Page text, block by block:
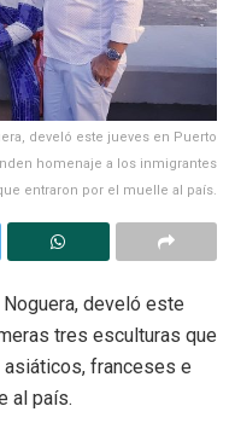
develó este jueves en Puerto
homenaje a los inmigrantes
entraron por el muelle al país.
develó este
tres esculturas que
asiáticos, franceses e
al país.